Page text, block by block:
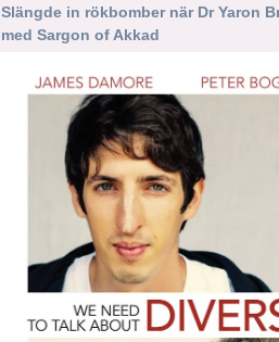
Slängde in rökbomber när Dr Yaron
med Sargon of Akkad